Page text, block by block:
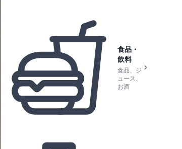
食品・
飲料
食品、ジ
ュース、
お酒